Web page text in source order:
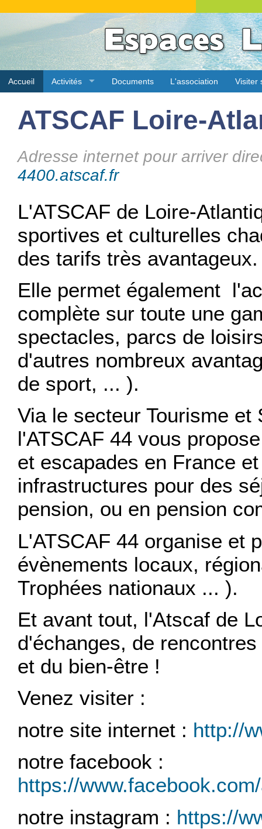
Accueil Activités Documents L'association Visiter
ATSCAF Loire-
Adresse internet pour arriver
4400.atscaf.fr
L'ATSCAF de Loire-
sportives et culturelles
des tarifs très avantageux.
Elle permet également
complète sur toute une
spectacles, parcs de
d'autres nombreux
de sport, ... ).
Via le secteur Tourisme
l'ATSCAF 44 vous
et escapades en France
infrastructures pour des
pension, ou en pension
L'ATSCAF 44 organise et
évènements locaux,
Trophées nationaux ... ).
Et avant tout, l'Atscaf de
d'échanges, de
et du bien-être !
Venez visiter :
notre site internet : http://
notre facebook :
https://
notre instagram : https://